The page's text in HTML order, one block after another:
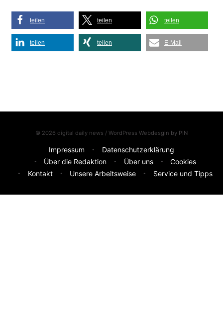
teilen teilen teilen
teilen teilen E-Mail
© 2026 digital daily news / WordPress Webdesgin by PIN
Impressum
Datenschutzerklärung
Über die Redaktion
Über uns
Cookies
Kontakt
Unsere Arbeitsweise Service und Tipps